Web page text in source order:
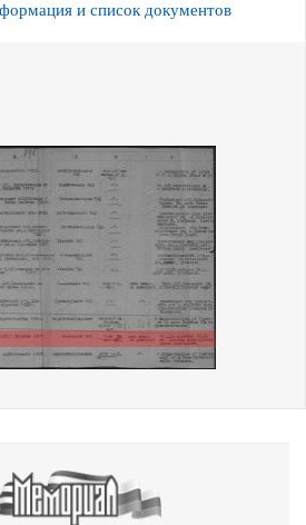
и список документов